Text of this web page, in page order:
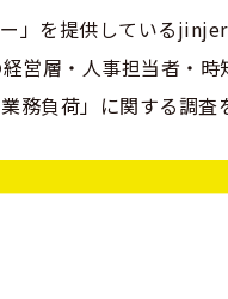
」を提供している
営層・人事担当者・
務負荷」に関する調査